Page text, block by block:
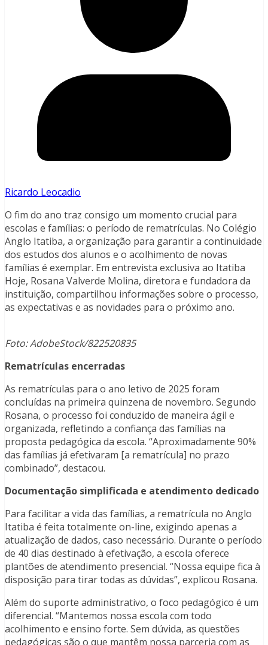
Ricardo Leocadio
O fim do ano traz consigo um momento crucial para
escolas e famílias: o período de rematrículas. No Colégio
Anglo Itatiba, a organização para garantir a continuidade
dos estudos dos alunos e o acolhimento de novas
famílias é exemplar. Em entrevista exclusiva ao Itatiba
Hoje, Rosana Valverde Molina, diretora e fundadora da
instituição, compartilhou informações sobre o processo,
as expectativas e as novidades para o próximo ano.
Foto: AdobeStock/822520835
Rematrículas encerradas
As rematrículas para o ano letivo de 2025 foram
concluídas na primeira quinzena de novembro. Segundo
Rosana, o processo foi conduzido de maneira ágil e
organizada, refletindo a confiança das famílias na
proposta pedagógica da escola. “Aproximadamente 90%
das famílias já efetivaram [a rematrícula] no prazo
combinado”, destacou.
Documentação simplificada e atendimento dedicado
Para facilitar a vida das famílias, a rematrícula no Anglo
Itatiba é feita totalmente on-line, exigindo apenas a
atualização de dados, caso necessário. Durante o período
de 40 dias destinado à efetivação, a escola oferece
plantões de atendimento presencial. “Nossa equipe fica à
disposição para tirar todas as dúvidas”, explicou Rosana.
Além do suporte administrativo, o foco pedagógico é um
diferencial. “Mantemos nossa escola com todo
acolhimento e ensino forte. Sem dúvida, as questões
pedagógicas são o que mantêm nossa parceria com as